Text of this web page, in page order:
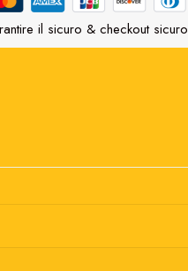
il sicuro & checkout sicuro